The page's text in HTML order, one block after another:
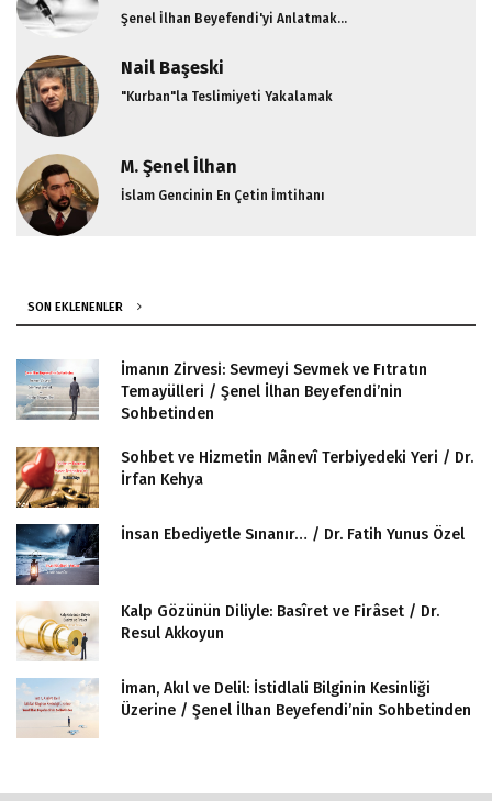
Şenel İlhan Beyefendi'yi Anlatmak...
Nail Başeski
"Kurban"la Teslimiyeti Yakalamak
M. Şenel İlhan
İslam Gencinin En Çetin İmtihanı
SON EKLENENLER
İmanın Zirvesi: Sevmeyi Sevmek ve Fıtratın
Temayülleri / Şenel İlhan Beyefendi’nin
Sohbetinden
Sohbet ve Hizmetin Mânevî Terbiyedeki Yeri / Dr.
İrfan Kehya
İnsan Ebediyetle Sınanır… / Dr. Fatih Yunus Özel
Kalp Gözünün Diliyle: Basîret ve Firâset / Dr.
Resul Akkoyun
İman, Akıl ve Delil: İstidlali Bilginin Kesinliği
Üzerine / Şenel İlhan Beyefendi’nin Sohbetinden